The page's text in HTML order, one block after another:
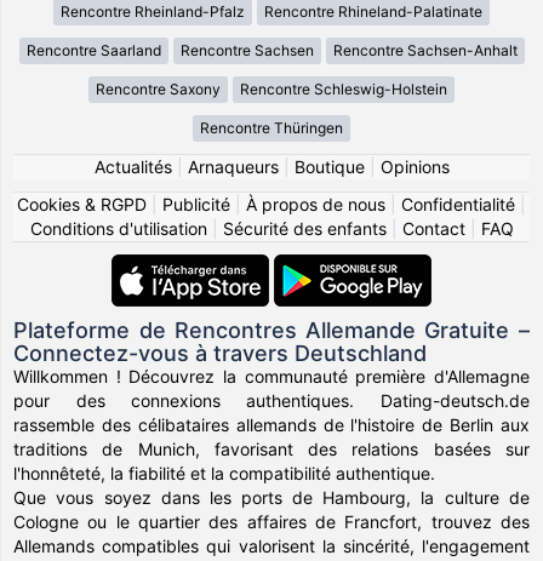
Rencontre Rheinland-Pfalz Rencontre Rhineland-Palatinate
Rencontre Saarland Rencontre Sachsen Rencontre Sachsen-Anhalt
Rencontre Saxony Rencontre Schleswig-Holstein
Rencontre Thüringen
Actualités| Arnaqueurs| Boutique| Opinions
Cookies & RGPD
Publicité À propos de nous Confidentialité
Conditions d'utilisation| Sécurité des enfants| Contact| FAQ
Plateforme de Rencontres Allemande Gratuite –
Connectez-vous à travers Deutschland
Willkommen ! Découvrez la communauté première d'Allemagne
pour des connexions authentiques. Dating-deutsch.de
rassemble des célibataires allemands de l'histoire de Berlin aux
traditions de Munich, favorisant des relations basées sur
l'honnêteté, la fiabilité et la compatibilité authentique.
Que vous soyez dans les ports de Hambourg, la culture de
Cologne ou le quartier des affaires de Francfort, trouvez des
Allemands compatibles qui valorisent la sincérité, l'engagement